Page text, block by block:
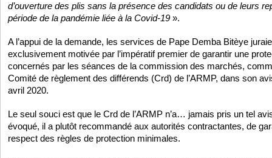
d’ouverture des plis sans la présence des candidats ou de leurs
période de la pandémie liée à la Covid-19».
A l’appui de la demande, les services de Pape Demba Bitèye
exclusivement motivée par l’impératif premier de garantir une
concernés par les séances de la commission des marchés,
Comité de règlement des différends (Crd) de l’ARMP, dans son
avril 2020.
Le seul souci est que le Crd de l’ARMP n’a… jamais pris un tel
évoqué, il a plutôt recommandé aux autorités contractantes, de
respect des règles de protection minimales.